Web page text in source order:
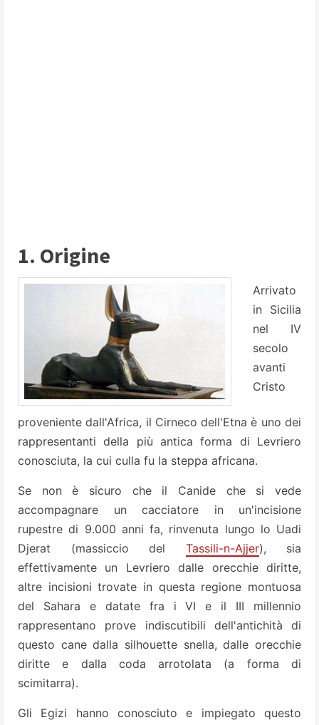
1. Origine
Arrivato
in Sicilia
nel IV
secolo
avanti
Cristo
proveniente dall'Africa, il Cirneco dell'Etna è uno dei
rappresentanti della più antica forma di Levriero
conosciuta, la cui culla fu la steppa africana.
Se non è sicuro che il Canide che si vede
accompagnare un cacciatore in un'incisione
rupestre di 9.000 anni fa, rinvenuta lungo lo Uadi
Djerat (massiccio del Tassili-n-Ajjer), sia
effettivamente un Levriero dalle orecchie diritte,
altre incisioni trovate in questa regione montuosa
del Sahara e datate fra i VI e il III millennio
rappresentano prove indiscutibili dell'antichità di
questo cane dalla silhouette snella, dalle orecchie
diritte e dalla coda arrotolata (a forma di
scimitarra).
Gli Egizi hanno conosciuto e impiegato questo